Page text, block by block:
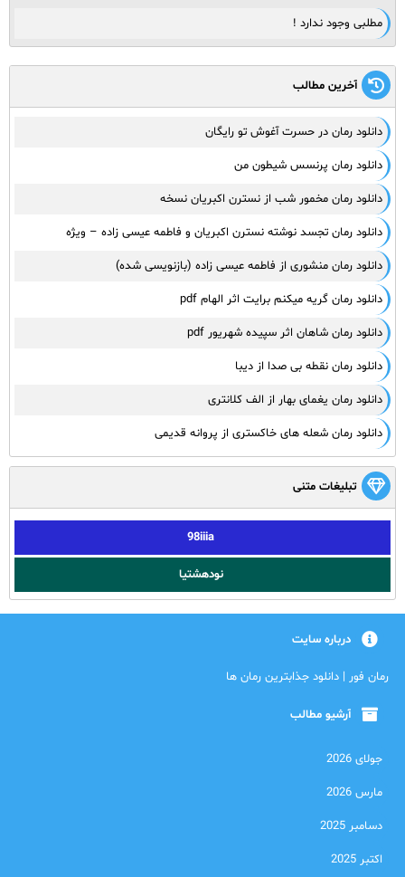
مطلبی وجود ندارد !
آخرین مطالب
دانلود رمان در حسرت آغوش تو رایگان
دانلود رمان پرنسس شیطون من
دانلود رمان مخمور شب از نسترن اکبریان نسخه
دانلود رمان تجسد نوشته نسترن اکبریان و فاطمه عیسی زاده – ویژه
دانلود رمان منشوری از فاطمه عیسی زاده (بازنویسی شده)
دانلود رمان گریه میکنم برایت اثر الهام pdf
دانلود رمان شاهان اثر سپیده شهریور pdf
دانلود رمان نقطه بی صدا از دیبا
دانلود رمان یغمای بهار از الف کلانتری
دانلود رمان شعله های خاکستری از پروانه قدیمی
تبلیغات متنی
98iiia
نودهشتیا
درباره سایت
رمان فور | دانلود جذابترین رمان ها
آرشیو مطالب
جولای 2026
مارس 2026
دسامبر 2025
اکتبر 2025